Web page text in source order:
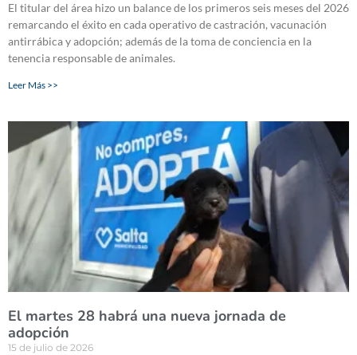
El titular del área hizo un balance de los primeros seis meses del 2026
remarcando el éxito en cada operativo de castración, vacunación
antirrábica y adopción; además de la toma de conciencia en la
tenencia responsable de animales.
Leer Más >>
El martes 28 habrá una nueva jornada de
adopción
15 de julio de 2026